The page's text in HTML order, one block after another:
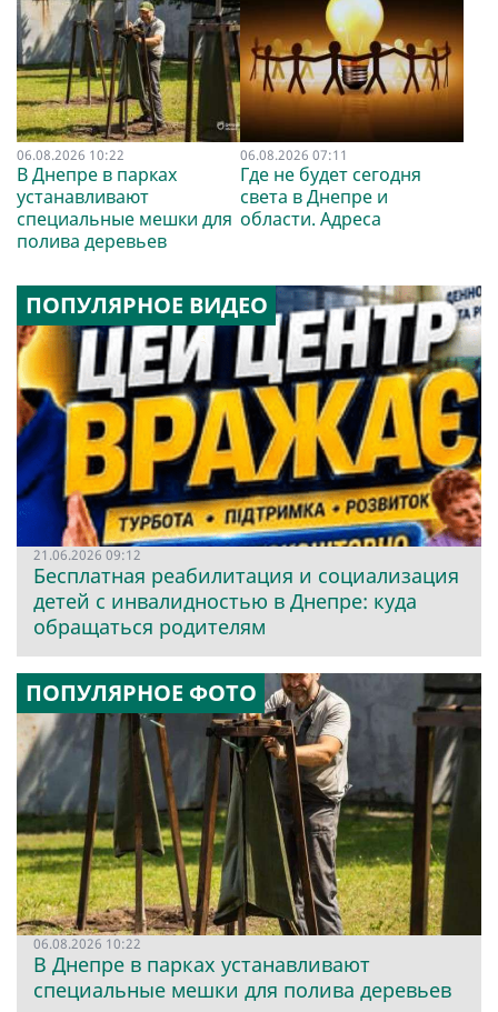
06.08.2026 10:22
В Днепре в парках
устанавливают
специальные мешки для
полива деревьев
06.08.2026 07:11
Где не будет сегодня
света в Днепре и
области. Адреса
ПОПУЛЯРНОЕ ВИДЕО
21.06.2026 09:12
Бесплатная реабилитация и социализация
детей с инвалидностью в Днепре: куда
обращаться родителям
ПОПУЛЯРНОЕ ФОТО
06.08.2026 10:22
В Днепре в парках устанавливают
специальные мешки для полива деревьев